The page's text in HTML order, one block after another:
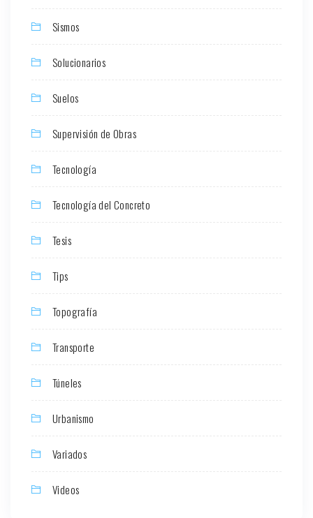
Sismos
Solucionarios
Suelos
Supervisión de Obras
Tecnología
Tecnología del Concreto
Tesis
Tips
Topografía
Transporte
Túneles
Urbanismo
Variados
Videos